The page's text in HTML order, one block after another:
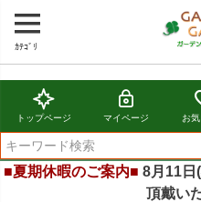
ｶﾃｺﾞﾘ
トップページ マイページ お
■夏期休暇のご案内■ 8月11日
頂戴い